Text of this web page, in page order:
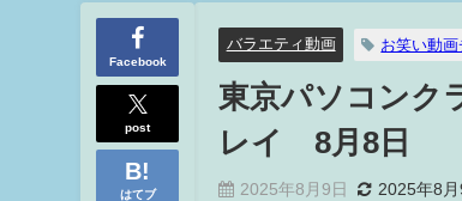
Facebook
post
はてブ
バラエティ動画 お笑い動
東京パソコンク
レイ 8月8日
2025年8月9日 2025年8月